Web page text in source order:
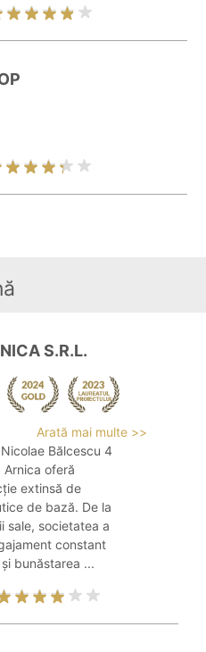
S.R.L.
Arată mai multe >>
Bălcescu 4
Arnica oferă
extinsă de
de bază. De la
sale, societatea a
constant
bunăstarea ...